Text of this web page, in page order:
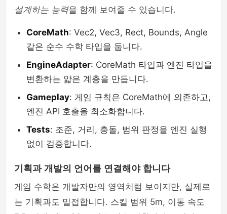
설계하는 능력을 함께 보여줄 수 있습니다.
CoreMath: Vec2, Vec3, Rect, Bounds, Angle
같은 순수 수학 타입을 둡니다.
EngineAdapter: CoreMath 타입과 엔진 타입을
변환하는 얇은 계층을 만듭니다.
Gameplay: 게임 규칙은 CoreMath에 의존하고,
엔진 API 호출을 최소화합니다.
Tests: 조준, 거리, 충돌, 범위 판정을 엔진 실행
없이 검증합니다.
기획과 개발의 언어를 연결해야 합니다
게임 수학은 개발자만의 영역처럼 보이지만, 실제로
는 기획과도 밀접합니다. 스킬 범위 5m, 이동 속도